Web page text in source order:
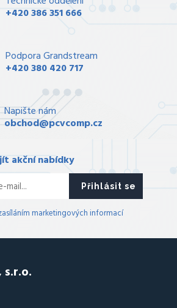
+420 386 351 666
Podpora Grandstream
+420 380 420 717
Napište nám
obchod@pcvcomp.cz
akční nabídky
Přihlásit se
marketingových informací
s.r.o.